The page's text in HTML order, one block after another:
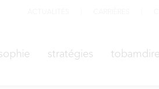
stratégies